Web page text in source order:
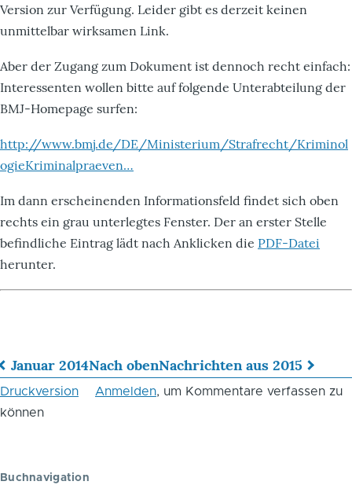
Version zur Verfügung. Leider gibt es derzeit keinen
unmittelbar wirksamen Link.
Aber der Zugang zum Dokument ist dennoch recht einfach:
Interessenten wollen bitte auf folgende Unterabteilung der
BMJ-Homepage surfen:
http://www.bmj.de/DE/Ministerium/Strafrecht/Kriminol
ogieKriminalpraeven…
Im dann erscheinenden Informationsfeld findet sich oben
rechts ein grau unterlegtes Fenster. Der an erster Stelle
befindliche Eintrag lädt nach Anklicken die PDF-Datei
herunter.
Links
für
Blättern
Januar 2014Nach obenNachrichten aus 2015
Druckversion Anmelden, um Kommentare verfassen zu
können
Buchnavigation